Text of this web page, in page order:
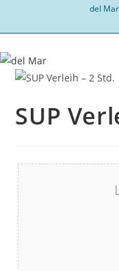
del Mar
SUP